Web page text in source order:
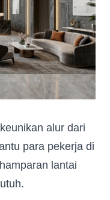
alur dari
para pekerja di
lantai